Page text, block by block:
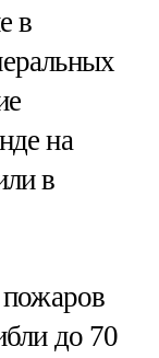
в
на
в
до 70